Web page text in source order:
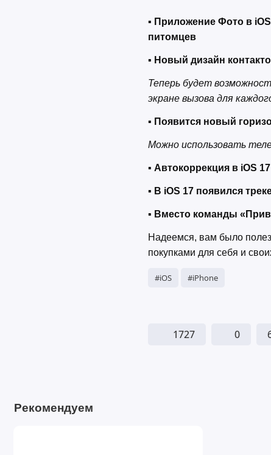
▪ Приложение Фото в
питомцев
▪ Новый дизайн
Теперь будет
экране вызова для
▪ Появится новый
Можно использовать
▪ Автокоррекция в iOS
▪ В iOS 17 появился
▪ Вместо команды
Надеемся, вам было
покупками для себя и
#iOS #iPhone
1727 0
Рекомендуем